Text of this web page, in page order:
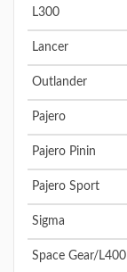
L300
Lancer
Outlander
Pajero
Pajero Pinin
Pajero Sport
Sigma
Space Gear/L400